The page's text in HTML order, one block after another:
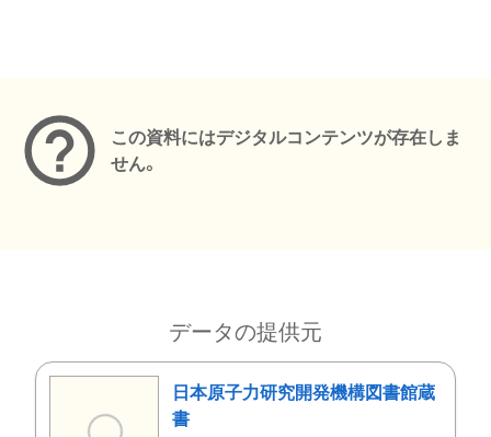
この資料にはデジタルコンテンツが存在しま
せん。
データの提供元
日本原子力研究開発機構図書館蔵
書